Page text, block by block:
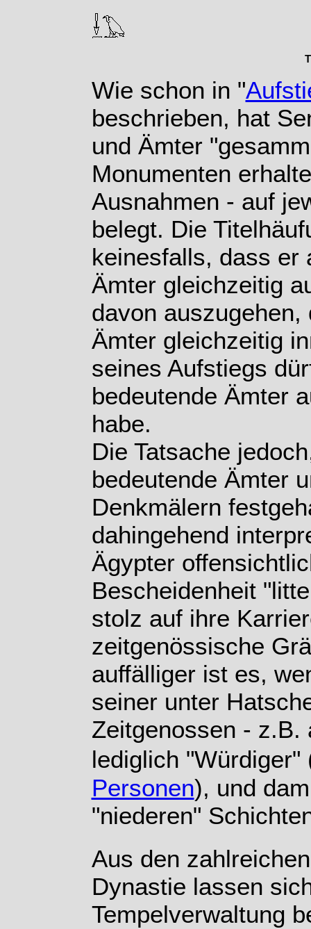
Wie schon in "
beschrieben, hat
und Ämter
Monumenten
Ausnahmen - auf
belegt. Die
keinesfalls, dass er
Ämter gleichzeitig
davon
Ämter gleichzeitig
seines Aufstiegs
bedeutende Ämter
habe.
Die Tatsache
bedeutende Ämter
Denkmälern
dahingehend
Ägypter
Bescheidenheit
stolz auf ihre
zeitgenössische
auffälliger ist es,
seiner unter
Zeitgenossen - z.B.
lediglich "Würdiger"
Personen), und
"niederen"
Aus den
Dynastie lassen
Tempelverwaltung